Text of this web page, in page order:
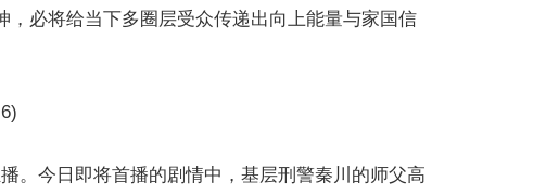
，必将给当下多圈层受众传递出向上能量与家国信
。今日即将首播的剧情中，基层刑警秦川的师父高